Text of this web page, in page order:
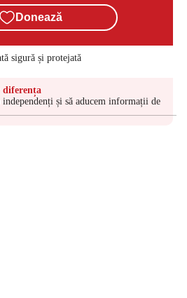
Donează
sigură și protejată
diferența
și să aducem informații de